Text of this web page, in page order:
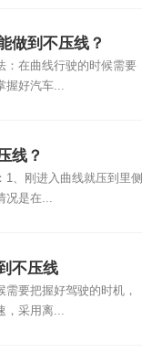
做到不压线？
：在曲线行驶的时候需要
握好汽车...
线？
1、刚进入曲线就压到里侧
况是在...
不压线
要把握好驾驶的时机，
，采用离...